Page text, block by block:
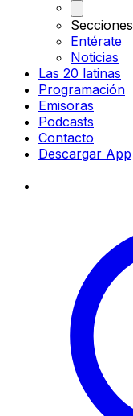
Secciones
Entérate
Noticias
Las 20 latinas
Programación
Emisoras
Podcasts
Contacto
Descargar App